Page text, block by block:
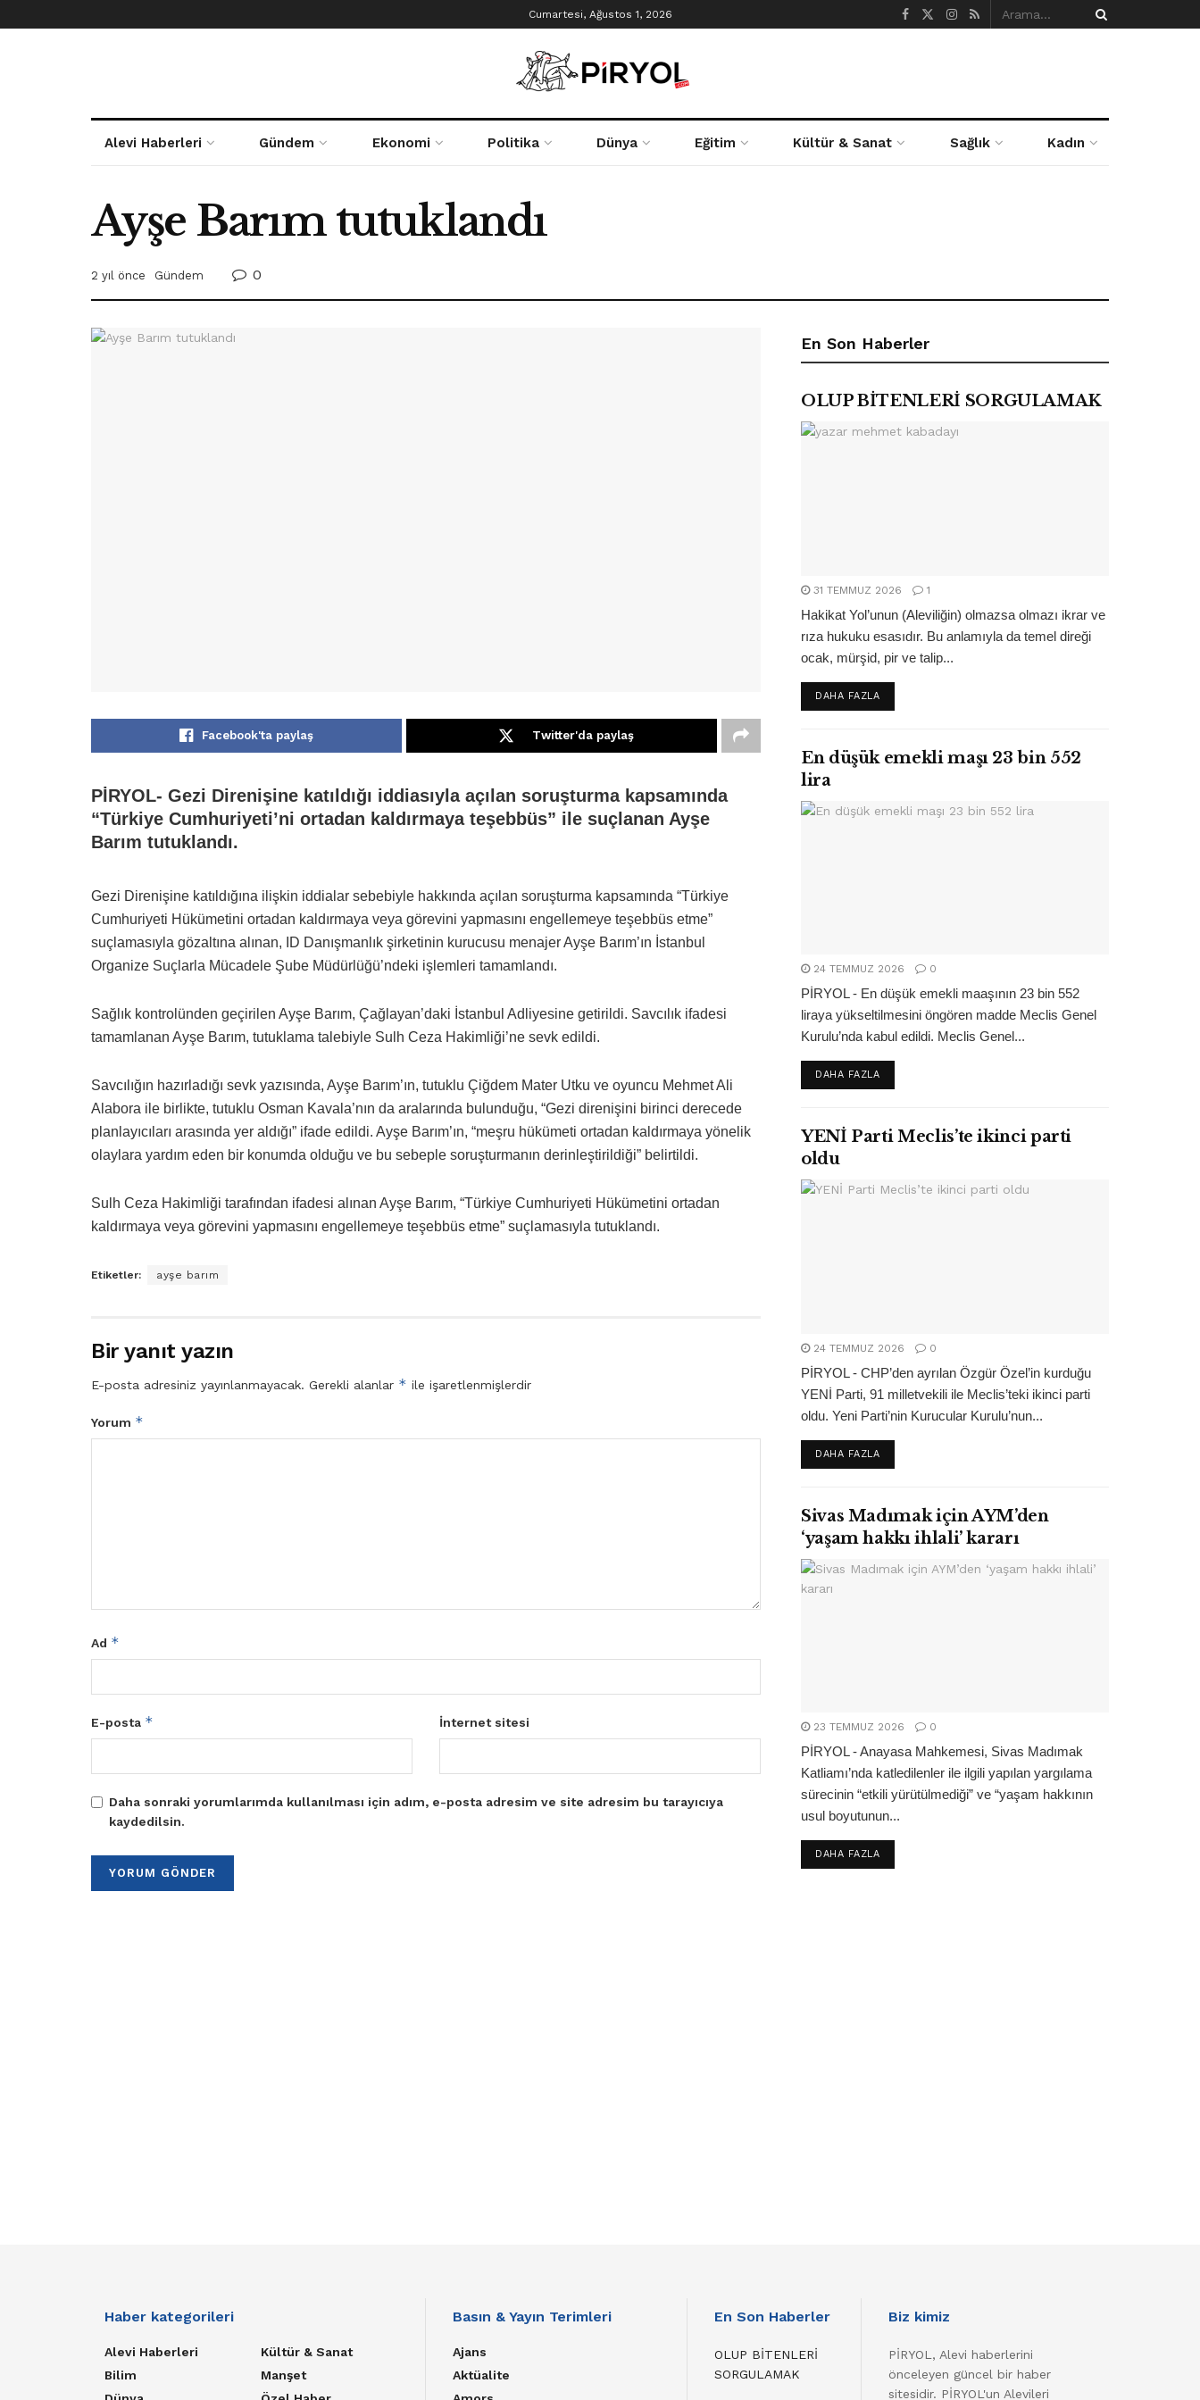
Cumartesi, Ağustos 1, 2026
Alevi Haberleri Gündem Ekonomi Politika Dünya Eğitim Kültür & Sanat Sağlık Kadın
Ayşe Barım tutuklandı
2 yıl önce Gündem 0
Facebook'ta paylaş Twitter'da paylaş
PİRYOL- Gezi Direnişine katıldığı iddiasıyla açılan soruşturma kapsamında
“Türkiye Cumhuriyeti’ni ortadan kaldırmaya teşebbüs” ile suçlanan Ayşe
Barım tutuklandı.
Gezi Direnişine katıldığına ilişkin iddialar sebebiyle hakkında açılan soruşturma kapsamında “Türkiye
Cumhuriyeti Hükümetini ortadan kaldırmaya veya görevini yapmasını engellemeye teşebbüs etme”
suçlamasıyla gözaltına alınan, ID Danışmanlık şirketinin kurucusu menajer Ayşe Barım’ın İstanbul
Organize Suçlarla Mücadele Şube Müdürlüğü’ndeki işlemleri tamamlandı.
Sağlık kontrolünden geçirilen Ayşe Barım, Çağlayan’daki İstanbul Adliyesine getirildi. Savcılık ifadesi
tamamlanan Ayşe Barım, tutuklama talebiyle Sulh Ceza Hakimliği’ne sevk edildi.
Savcılığın hazırladığı sevk yazısında, Ayşe Barım’ın, tutuklu Çiğdem Mater Utku ve oyuncu Mehmet Ali
Alabora ile birlikte, tutuklu Osman Kavala’nın da aralarında bulunduğu, “Gezi direnişini birinci derecede
planlayıcıları arasında yer aldığı” ifade edildi. Ayşe Barım’ın, “meşru hükümeti ortadan kaldırmaya yönelik
olaylara yardım eden bir konumda olduğu ve bu sebeple soruşturmanın derinleştirildiği” belirtildi.
Sulh Ceza Hakimliği tarafından ifadesi alınan Ayşe Barım, “Türkiye Cumhuriyeti Hükümetini ortadan
kaldırmaya veya görevini yapmasını engellemeye teşebbüs etme” suçlamasıyla tutuklandı.
Etiketler: ayşe barım
Bir yanıt yazın
E-posta adresiniz yayınlanmayacak. Gerekli alanlar * ile işaretlenmişlerdir
Yorum *
Ad *
E-posta * İnternet sitesi
Daha sonraki yorumlarımda kullanılması için adım, e-posta adresim ve site adresim bu tarayıcıya
kaydedilsin.
En Son Haberler
OLUP BİTENLERİ SORGULAMAK
31 TEMMUZ 2026 1
Hakikat Yol’unun (Aleviliğin) olmazsa olmazı ikrar ve
rıza hukuku esasıdır. Bu anlamıyla da temel direği
ocak, mürşid, pir ve talip...
DAHA FAZLADETAILS
En düşük emekli maşı 23 bin 552
lira
24 TEMMUZ 2026 0
PİRYOL - En düşük emekli maaşının 23 bin 552
liraya yükseltilmesini öngören madde Meclis Genel
Kurulu’nda kabul edildi. Meclis Genel...
DAHA FAZLADETAILS
YENİ Parti Meclis’te ikinci parti
oldu
24 TEMMUZ 2026 0
PİRYOL - CHP’den ayrılan Özgür Özel’in kurduğu
YENİ Parti, 91 milletvekili ile Meclis’teki ikinci parti
oldu. Yeni Parti’nin Kurucular Kurulu’nun...
DAHA FAZLADETAILS
Sivas Madımak için AYM’den
‘yaşam hakkı ihlali’ kararı
23 TEMMUZ 2026 0
PİRYOL - Anayasa Mahkemesi, Sivas Madımak
Katliamı’nda katledilenler ile ilgili yapılan yargılama
sürecinin “etkili yürütülmediği” ve “yaşam hakkının
usul boyutunun...
DAHA FAZLADETAILS
Haber kategorileri
Alevi Haberleri
Bilim
Kültür & Sanat
Manşet
Basın & Yayın Terimleri
Ajans
Aktüalite
En Son Haberler
OLUP BİTENLERİ
SORGULAMAK
Biz kimiz
PİRYOL, Alevi haberlerini
önceleyen güncel bir haber
sitesidir. PİRYOL'un Alevileri